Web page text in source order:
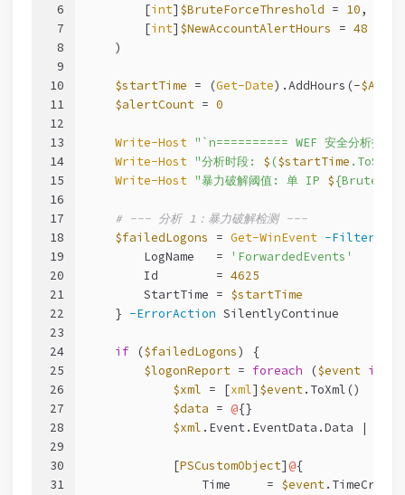
6
7
8
9
10
11
12
13
14
15
16
17
18
19
20
21
22
23
24
25
26
27
28
29
30
31
        [
int] $BruteForceThreshold = 10,
        [
int] $NewAccountAlertHours = 48
    )
$startTime = (Get-Date).AddHours(-
$alertCount = 0
Write-Host "`n========== WEF 安全分析报告
Write-Host "分析时段: $ ($startTime
Write-Host "暴力破解阈值: 单 IP $
# --- 分析 1：暴力破解检测 ---
$failedLogons = Get-WinEvent -
        LogName   =
'ForwardedEvents'
        Id        =
4625
        StartTime =
$startTime
    }
-ErrorAction SilentlyContinue
if ($failedLogons) {
$logonReport = foreach ($event in
$xml = [xml] $event.ToXml()
$data = @{}
$xml .Event.EventData.Data |
            [
PSCustomObject] @{
                Time     =
$event